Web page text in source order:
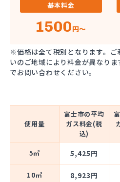
基本料金
1500円～
※価格は全て税別となります。ご
いのご地域により料金が異なり
でお問い合わせください。
使用量
富士市の平均
ガス料金(税
込)
5㎥ 5,425円
10㎥ 8,923円